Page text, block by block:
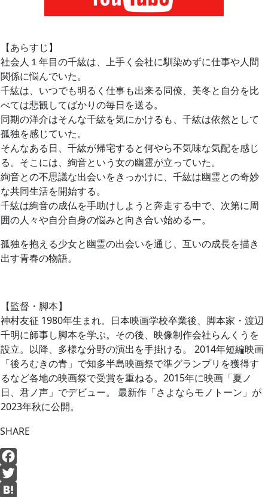
【あらすじ】
社会人１年目の千紘は、上手く会社に馴染めずに仕事や人間
関係に悩んでいた。
千紘は、いつでも明るく仕事も出来る同僚、美冬と自分を比
べては悲観してばかりの毎日を送る。
同期の洋介はそんな千紘を気にかけるも、千紘は依然として
孤独を感じていた。
そんなある日、千紘が帰宅すると何やら不気味な気配を感じ
る。そこには、絢音という女の幽霊が立っていた。
絢音との不思議な出会いをきっかけに、千紘は幽霊との奇妙
な共同生活を開始する。
千紘は絢音の成仏を手助けしようと奔走する中で、次第に周
囲の人々や自分自身の悩みと向き合い始めるー。
孤独を抱える少女と幽霊の出会いを通じ、互いの成長を描き
出す青春の物語。
【監督・脚本】
神村友征 1980年生まれ。日本映画学校卒業後、脚本家・渡辺
千明に師事し脚本を学ぶ。その後、映像制作会社らんくうを
設立。以降、多様な分野の演出を手掛ける。 2014年短編映画
「後ろむきの青」で知多半島映画祭で準グランプリを獲得す
るなど各地の映画祭で受賞を重ねる。2015年に映画「夏ノ
日、君ノ声」でデビュー。 最新作「さよならモノトーン」が
2023年秋に公開。
SHARE
Facebook
Twitter